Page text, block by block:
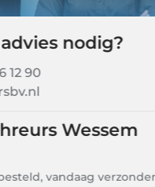
nodig?
Wessem
verzonden!